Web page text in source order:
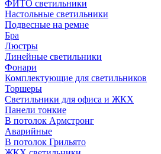
ФИТО светильники
Настольные светильники
Подвесные на ремне
Бра
Люстры
Линейные светильники
Фонари
Комплектующие для светильников
Торшеры
Светильники для офиса и ЖКХ
Панели тонкие
В потолок Армстронг
Аварийные
В потолок Грильято